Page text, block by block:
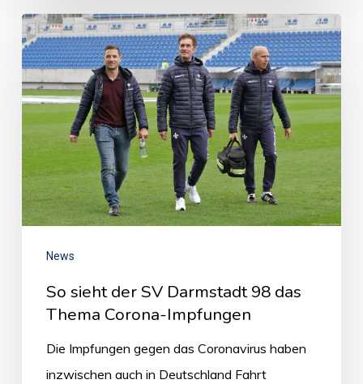
News
So sieht der SV Darmstadt 98 das
Thema Corona-Impfungen
Die Impfungen gegen das Coronavirus haben
inzwischen auch in Deutschland Fahrt